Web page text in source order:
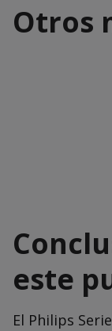
Otros
este
El Philips